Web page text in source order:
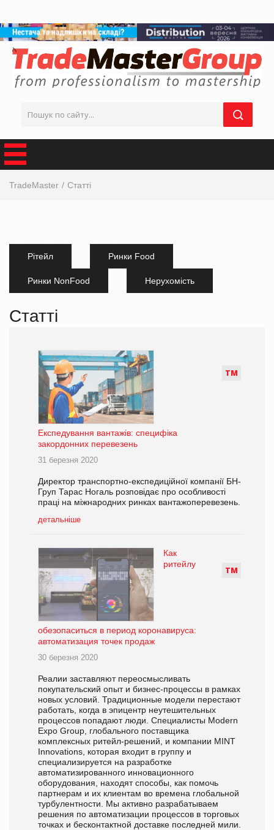
TradeMaster Статті
Рітейл Ринки Food
Ринки NonFood Нерухомість
Статті
ТМ
Експедування вантажів: специфіка
закордонних перевезень
31 березня 2020
Директор транспортно-експедиційної компанії БН-
Груп Тарас Ногаль розповідає про особливості
праці на міжнародних ринках вантажоперевезень.
детальніше
ТМ
Как
ритейлу
обезопаситься в период коронавируса:
автоматизация точек продаж
30 березня 2020
Реалии заставляют переосмысливать
покупательский опыт и бизнес-процессы в рамках
новых условий. Традиционные модели перестают
работать, когда в эпицентр неутешительных
процессов попадают люди. Специалисты Modern
Expo Group, глобального поставщика
комплексных ритейл-решений, и компании MINT
Innovations, которая входит в группу и
специализируется на разработке
автоматизированного инновационного
оборудования, находят способы, как помочь
партнерам и их клиентам во времена глобальной
турбулентности. Мы активно разрабатываем
решения по автоматизации процессов в торговых
точках и бесконтактной доставке последней мили.